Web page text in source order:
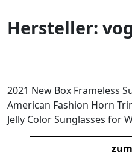
Hersteller:
2021 New Box Frameless
American Fashion Horn
Jelly Color Sunglasses for